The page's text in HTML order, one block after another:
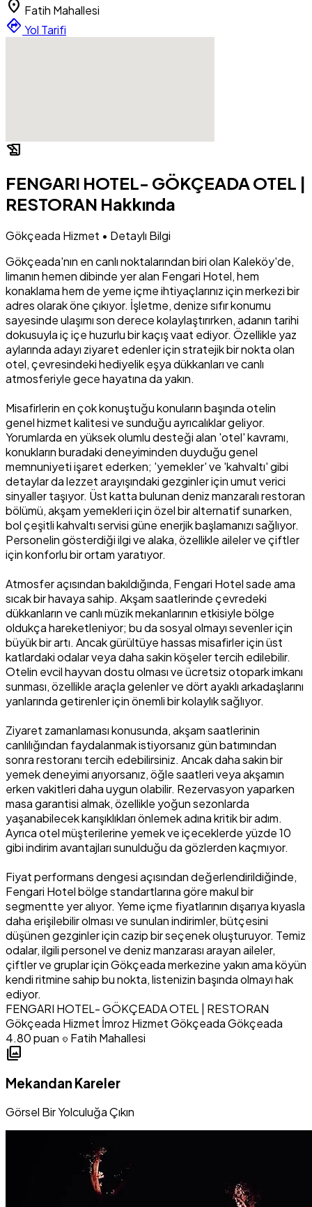
location_on Fatih Mahallesi
directions Yol Tarifi
history_edu
FENGARI HOTEL- GÖKÇEADA OTEL |
RESTORAN Hakkında
Gökçeada Hizmet • Detaylı Bilgi
Gökçeada'nın en canlı noktalarından biri olan Kaleköy'de,
limanın hemen dibinde yer alan Fengari Hotel, hem
konaklama hem de yeme içme ihtiyaçlarınız için merkezi bir
adres olarak öne çıkıyor. İşletme, denize sıfır konumu
sayesinde ulaşımı son derece kolaylaştırırken, adanın tarihi
dokusuyla iç içe huzurlu bir kaçış vaat ediyor. Özellikle yaz
aylarında adayı ziyaret edenler için stratejik bir nokta olan
otel, çevresindeki hediyelik eşya dükkanları ve canlı
atmosferiyle gece hayatına da yakın.
Misafirlerin en çok konuştuğu konuların başında otelin
genel hizmet kalitesi ve sunduğu ayrıcalıklar geliyor.
Yorumlarda en yüksek olumlu desteği alan 'otel' kavramı,
konukların buradaki deneyiminden duyduğu genel
memnuniyeti işaret ederken; 'yemekler' ve 'kahvaltı' gibi
detaylar da lezzet arayışındaki gezginler için umut verici
sinyaller taşıyor. Üst katta bulunan deniz manzaralı restoran
bölümü, akşam yemekleri için özel bir alternatif sunarken,
bol çeşitli kahvaltı servisi güne enerjik başlamanızı sağlıyor.
Personelin gösterdiği ilgi ve alaka, özellikle aileler ve çiftler
için konforlu bir ortam yaratıyor.
Atmosfer açısından bakıldığında, Fengari Hotel sade ama
sıcak bir havaya sahip. Akşam saatlerinde çevredeki
dükkanların ve canlı müzik mekanlarının etkisiyle bölge
oldukça hareketleniyor; bu da sosyal olmayı sevenler için
büyük bir artı. Ancak gürültüye hassas misafirler için üst
katlardaki odalar veya daha sakin köşeler tercih edilebilir.
Otelin evcil hayvan dostu olması ve ücretsiz otopark imkanı
sunması, özellikle araçla gelenler ve dört ayaklı arkadaşlarını
yanlarında getirenler için önemli bir kolaylık sağlıyor.
Ziyaret zamanlaması konusunda, akşam saatlerinin
canlılığından faydalanmak istiyorsanız gün batımından
sonra restoranı tercih edebilirsiniz. Ancak daha sakin bir
yemek deneyimi arıyorsanız, öğle saatleri veya akşamın
erken vakitleri daha uygun olabilir. Rezervasyon yaparken
masa garantisi almak, özellikle yoğun sezonlarda
yaşanabilecek karışıklıkları önlemek adına kritik bir adım.
Ayrıca otel müşterilerine yemek ve içeceklerde yüzde 10
gibi indirim avantajları sunulduğu da gözlerden kaçmıyor.
Fiyat performans dengesi açısından değerlendirildiğinde,
Fengari Hotel bölge standartlarına göre makul bir
segmentte yer alıyor. Yeme içme fiyatlarının dışarıya kıyasla
daha erişilebilir olması ve sunulan indirimler, bütçesini
düşünen gezginler için cazip bir seçenek oluşturuyor. Temiz
odalar, ilgili personel ve deniz manzarası arayan aileler,
çiftler ve gruplar için Gökçeada merkezine yakın ama köyün
kendi ritmine sahip bu nokta, listenizin başında olmayı hak
ediyor.
FENGARI HOTEL- GÖKÇEADA OTEL | RESTORAN
Gökçeada Hizmet İmroz HizmetGökçeada Gökçeada
4.80 puan location_on Fatih Mahallesi
photo_library
Mekandan Kareler
Görsel Bir Yolculuğa Çıkın